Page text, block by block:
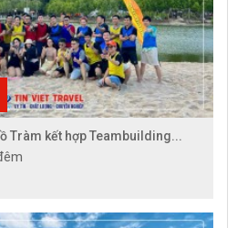
Tràm kết hợp Teambuilding...